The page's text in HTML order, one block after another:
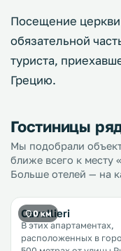
Посещение
обязательной
туриста,
Грецию.
Гостиницы
Мы подобрали
ближе всего к месту
Больше отелей — на
0 км
Cavallieri
В этих апартаментах,
расположенных в